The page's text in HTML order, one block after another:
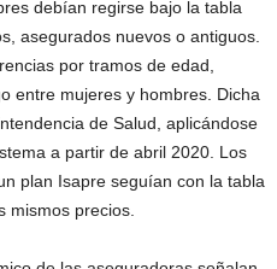
debían regirse bajo la tabla
asegurados nuevos o antiguos.
por tramos de edad,
entre mujeres y hombres. Dicha
de Salud, aplicándose
a partir de abril 2020. Los
plan Isapre seguían con la tabla
mismos precios.